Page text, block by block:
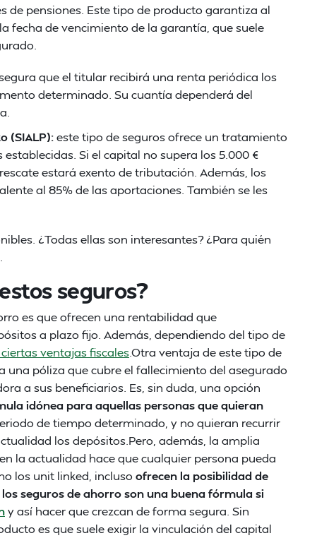
de pensiones. Este tipo de producto garantiza al
fecha de vencimiento de la garantía, que suele
que el titular recibirá una renta periódica los
determinado. Su cuantía dependerá del
(SIALP):este tipo de seguros ofrece un tratamiento
Si el capital no supera los 5.000 €
estará exento de tributación. Además, los
al 85% de las aportaciones. También se les
¿Todas ellas son interesantes? ¿Para quién
seguros?
es que ofrecen una rentabilidad que
a plazo fijo. Además, dependiendo del tipo de
ventajas fiscales.Otra ventaja de este tipo de
una póliza que cubre el fallecimiento del asegurado
a sus beneficiarios. Es, sin duda, una opción
idónea para aquellas personas que quieran
de tiempo determinado, y no quieran recurrir
los depósitos.Pero, además, la amplia
la actualidad hace que cualquier persona pueda
los unit linked, incluso ofrecen la posibilidad de
los seguros de ahorro son una buena fórmula si
y así hacer que crezcan de forma segura. Sin
es que suele exigir la vinculación del capital